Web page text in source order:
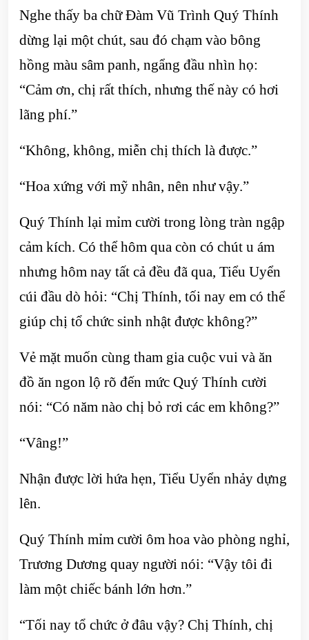
Nghe thấy ba chữ Đàm Vũ Trình Quý Thính
dừng lại một chút, sau đó chạm vào bông
hồng màu sâm panh, ngẩng đầu nhìn họ:
“Cảm ơn, chị rất thích, nhưng thế này có hơi
lãng phí.”
“Không, không, miễn chị thích là được.”
“Hoa xứng với mỹ nhân, nên như vậy.”
Quý Thính lại mỉm cười trong lòng tràn ngập
cảm kích. Có thể hôm qua còn có chút u ám
nhưng hôm nay tất cả đều đã qua, Tiểu Uyển
cúi đầu dò hỏi: “Chị Thính, tối nay em có thể
giúp chị tổ chức sinh nhật được không?”
Vẻ mặt muốn cùng tham gia cuộc vui và ăn
đồ ăn ngon lộ rõ ​​đến mức Quý Thính cười
nói: “Có năm nào chị bỏ rơi các em không?”
“Vâng!”
Nhận được lời hứa hẹn, Tiểu Uyển nhảy dựng
lên.
Quý Thính mỉm cười ôm hoa vào phòng nghỉ,
Trương Dương quay người nói: “Vậy tôi đi
làm một chiếc bánh lớn hơn.”
“Tối nay tổ chức ở đâu vậy? Chị Thính, chị